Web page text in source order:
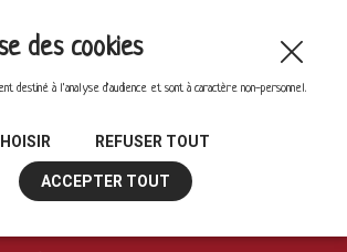
des cookies
destiné à l'analyse d'audience et sont à caractère non-personnel.
REFUSER TOUT
ACCEPTER TOUT